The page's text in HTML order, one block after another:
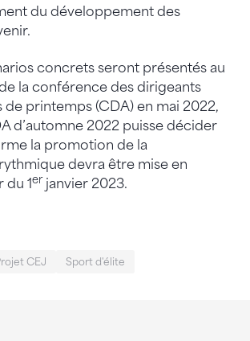
du développement des
concrets seront présentés au
la conférence des dirigeants
de printemps (CDA) en mai 2022,
d’automne 2022 puisse décider
la promotion de la
devra être mise en
1er janvier 2023.
CEJ Sport d'élite